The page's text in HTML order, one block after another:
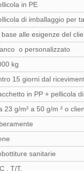
in PE
di imballaggio per
base alle esigenze del
o personalizzato
kg
15 giorni dal
in PP + pellicola
23 g/m² a 50 g/m ² o
sanitarie
, T/T.